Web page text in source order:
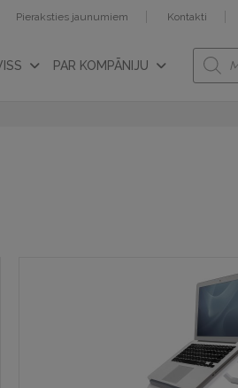
Pieraksties jaunumiem Kontakti
PAR KOMPĀNIJU
search